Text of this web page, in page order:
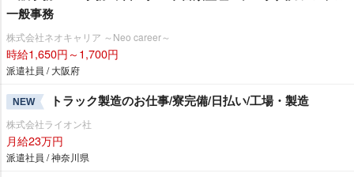
一般事務
株式会社ネオキャリア ～Neo career～
時給1,650円～1,700円
派遣社員 / 大阪府
NEW トラック製造のお仕事/寮完備/日払い/工場・製造
株式会社ライオン社
月給23万円
派遣社員 / 神奈川県